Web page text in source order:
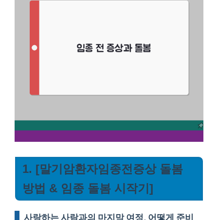
1. [말기암환자임종전증상 돌봄
방법 & 임종 돌봄 시작기]
사랑하는 사람과의 마지막 여정, 어떻게 준비